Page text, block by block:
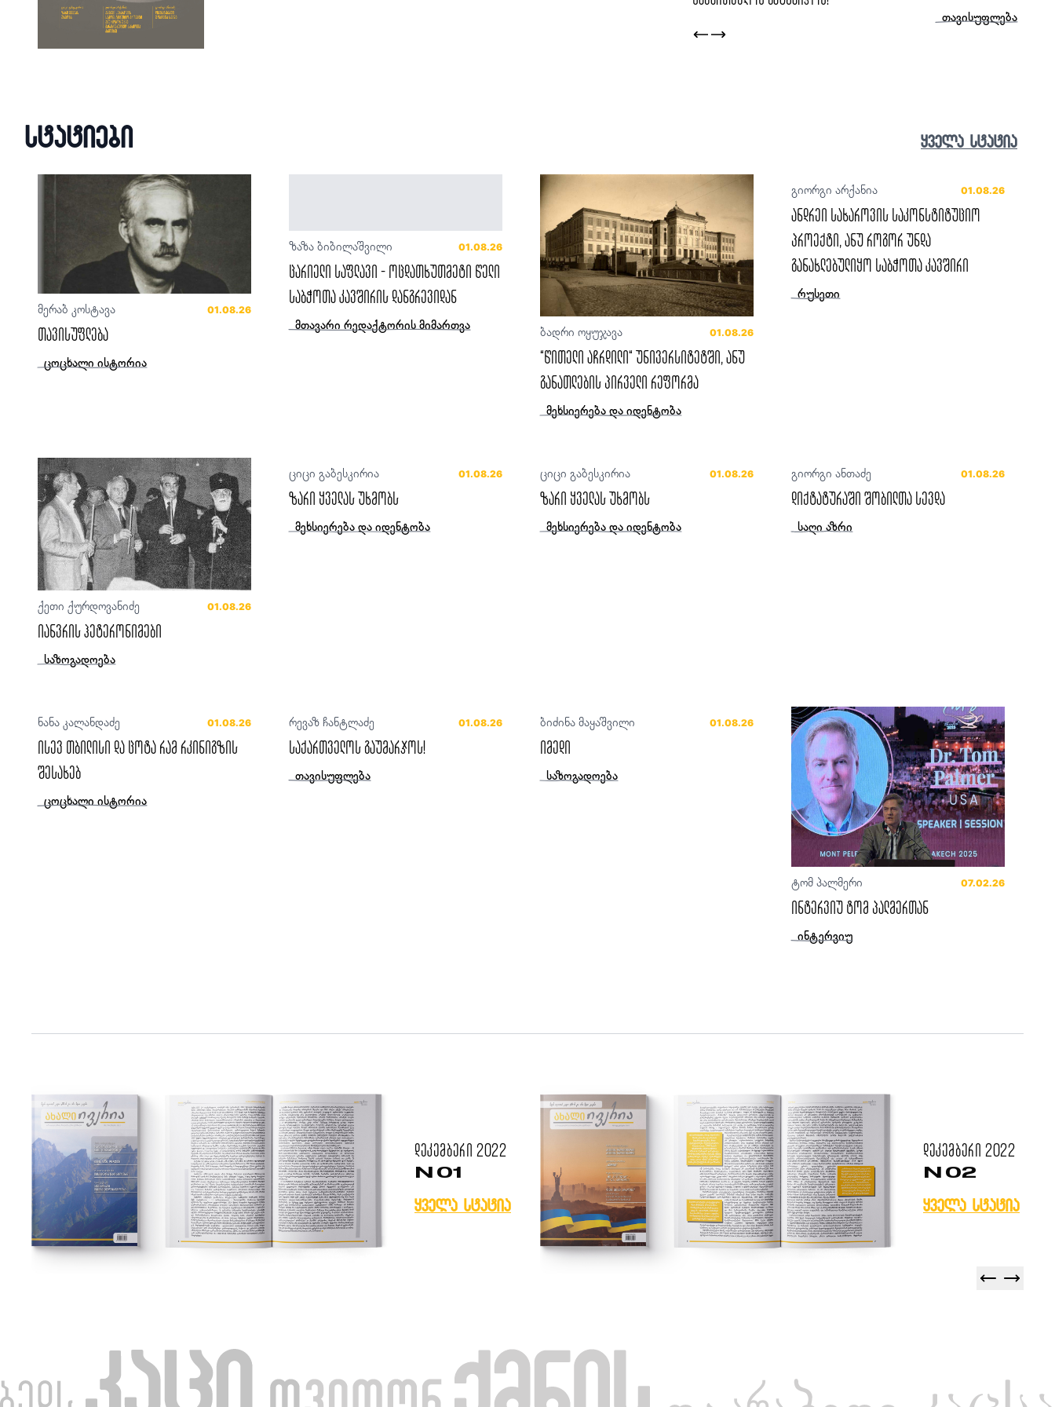
ცოცხალი ისტორია
სტატიები ყველა სტატია
მერაბ კოსტავა 01.08.26
თავისუფლება
ცოცხალი ისტორია
ზაზა ბიბილაშვილი 01.08.26
ცარიელი საფლავი - ოცდათხუთმეტი წელი
საბჭოთა კავშირის დანგრევიდან
მთავარი რედაქტორის მიმართვა ბადრი ოყუჯავა 01.08.26
“წითელი აჩრდილი“ უნივერსიტეტში, ანუ
განათლების პირველი რეფორმა
მეხსიერება და იდენტობა
გიორგი არქანია 01.08.26
ანდრეი სახაროვის საკონსტიტუციო
პროექტი, ანუ როგორ უნდა
განახლებულიყო საბჭოთა კავშირი
რუსეთი
ქეთი ქურდოვანიძე 01.08.26
იანვრის ჰეტერონიმები
საზოგადოება
ციცი გაბესკირია 01.08.26
ზარი ყველას უხმობს
მეხსიერება და იდენტობა
ციცი გაბესკირია 01.08.26
ზარი ყველას უხმობს
მეხსიერება და იდენტობა
გიორგი ანთაძე 01.08.26
დიქტატურაში შობილთა სევდა
საღი აზრი
ნანა კალანდაძე 01.08.26
ისევ თბილისი და ცოტა რამ რკინიგზის
შესახებ
ცოცხალი ისტორია
რევაზ ჩანტლაძე 01.08.26
საქართველოს გაუმარჯოს!
თავისუფლება
ბიძინა მაყაშვილი 01.08.26
იმედი
საზოგადოება
ტომ პალმერი 07.02.26
ინტერვიუ ტომ პალმერთან
ინტერვიუ
დეკემბერი 2022
N 01
ყველა სტატია
დეკემბერი 2022
N 02
ყველა სტატია